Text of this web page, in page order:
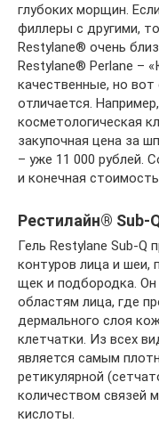
глубоких морщин.
филлеры с другими,
Restylane® очень
Restylane® Perlane –
качественные, но
отличается.
косметологическая
закупочная цена за
– уже 11 000 рублей.
и конечная стоимость
Рестилайн® Sub-
Гель Restylane Sub-Q
контуров лица и шеи,
щек и подбородка.
областям лица, где
дермального слоя
клетчатки. Из всех
является самым
ретикулярной
количеством связей
кислоты.